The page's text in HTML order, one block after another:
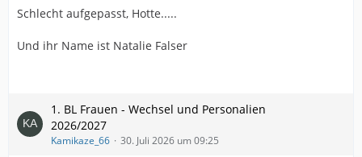
Schlecht aufgepasst, Hotte.....
Und ihr Name ist Natalie Falser
1. BL Frauen - Wechsel und Personalien
2026/2027
Kamikaze_66 30. Juli 2026 um 09:25